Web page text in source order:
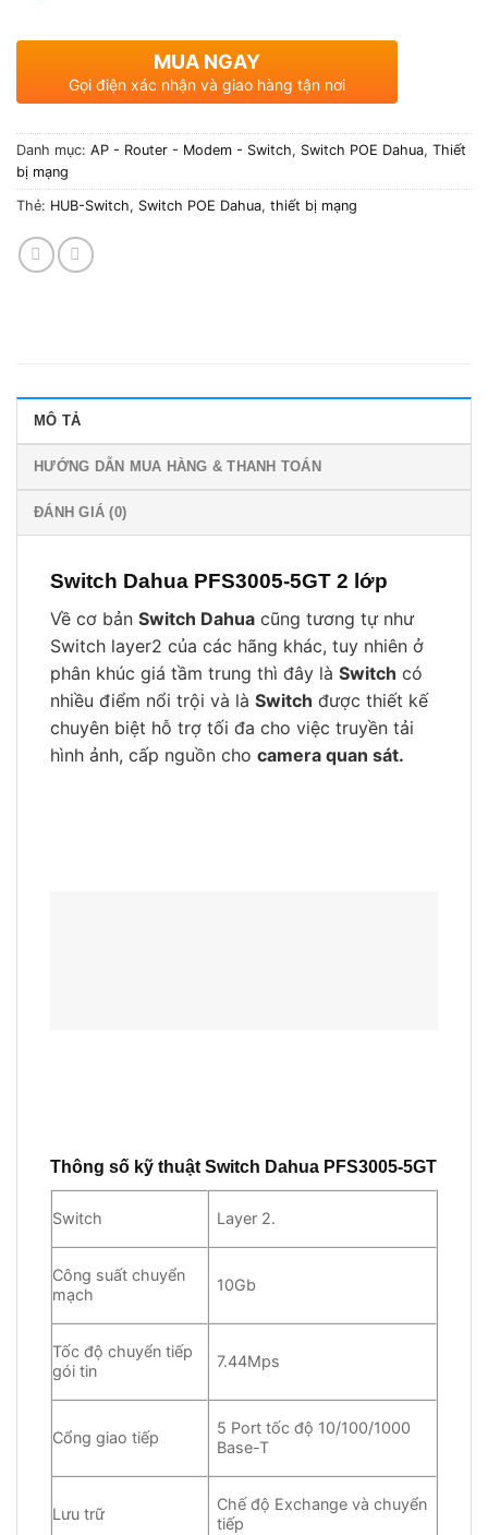
MUA NGAY
Gọi điện xác nhận và giao hàng tận nơi
Danh mục: AP - Router - Modem - Switch, Switch POE Dahua, Thiết
bị mạng
Thẻ: HUB-Switch, Switch POE Dahua, thiết bị mạng
MÔ TẢ
HƯỚNG DẪN MUA HÀNG & THANH TOÁN
ĐÁNH GIÁ (0)
Switch Dahua PFS3005-5GT 2 lớp
Về cơ bản Switch Dahua cũng tương tự như
Switch layer2 của các hãng khác, tuy nhiên ở
phân khúc giá tầm trung thì đây là Switch có
nhiều điểm nổi trội và là Switch được thiết kế
chuyên biệt hỗ trợ tối đa cho việc truyền tải
hình ảnh, cấp nguồn cho camera quan sát.
Thông số kỹ thuật Switch Dahua PFS3005-5GT
Switch Layer 2.
Công suất chuyển
mạch
10Gb
Tốc độ chuyển tiếp
gói tin
7.44Mps
Cổng giao tiếp
5 Port tốc độ 10/100/1000
Base-T
Lưu trữ
Chế độ Exchange và chuyển
tiếp